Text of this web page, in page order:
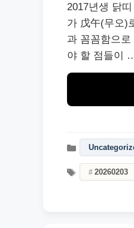
2017년생 닭
가 戊午(무오)
과 꼼꼼함으
야 할 점들이
20260203